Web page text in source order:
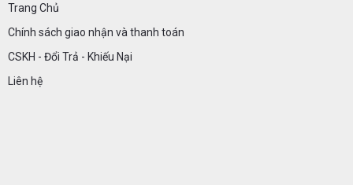
Trang Chủ
Chính sách giao nhận và thanh toán
CSKH - Đổi Trả - Khiếu Nại
Liên hệ